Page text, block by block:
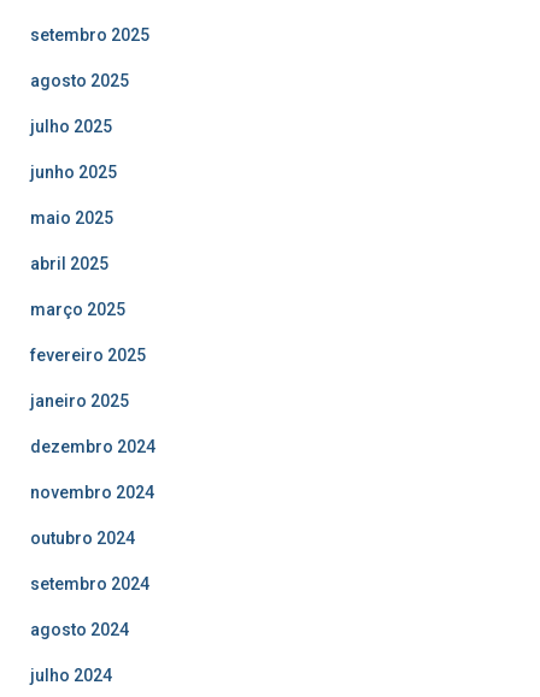
setembro 2025
agosto 2025
julho 2025
junho 2025
maio 2025
abril 2025
março 2025
fevereiro 2025
janeiro 2025
dezembro 2024
novembro 2024
outubro 2024
setembro 2024
agosto 2024
julho 2024